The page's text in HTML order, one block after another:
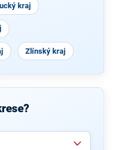
kraj
Zlínský kraj